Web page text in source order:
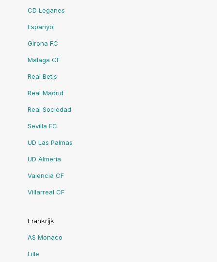
CD Leganes
Espanyol
Girona FC
Malaga CF
Real Betis
Real Madrid
Real Sociedad
Sevilla FC
UD Las Palmas
UD Almeria
Valencia CF
Villarreal CF
Frankrijk
AS Monaco
Lille